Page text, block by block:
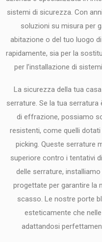
sistemi di sicurezza. Con
soluzioni su misura per
abitazione o del tuo luogo
rapidamente, sia per la
per l’installazione di
La sicurezza della tua
serrature. Se la tua
di effrazione, possiamo
resistenti, come quelli
picking. Queste serrature
superiore contro i tentativi
delle serrature,
progettate per garantire la
scasso. Le nostre porte
esteticamente che
adattandosi